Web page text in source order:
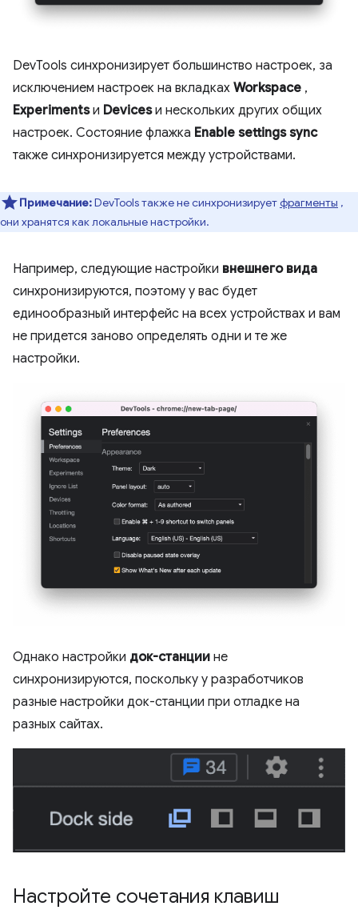
DevTools синхронизирует большинство настроек, за
исключением настроек на вкладках Workspace ,
Experimentsи Devicesи нескольких других общих
настроек. Состояние флажка Enable settings sync
также синхронизируется между устройствами.
Примечание:DevTools также не синхронизирует фрагменты ,
они хранятся как локальные настройки.
Например, следующие настройки внешнего вида
синхронизируются, поэтому у вас будет
единообразный интерфейс на всех устройствах и вам
не придется заново определять одни и те же
настройки.
Однако настройки док-станции не
синхронизируются, поскольку у разработчиков
разные настройки док-станции при отладке на
разных сайтах.
Настройте сочетания клавиш